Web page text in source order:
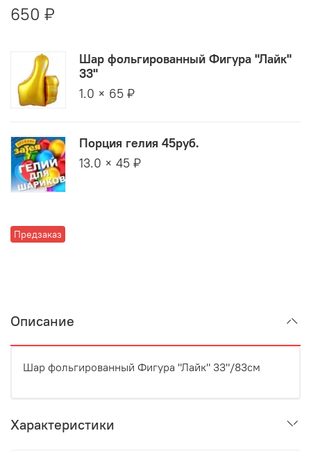
Предзаказ
650 ₽
Шар фольгированный Фигура "Лайк"
33"
1.0 × 65 ₽
Порция гелия 45руб.
13.0 × 45 ₽
Описание
Шар фольгированный Фигура "Лайк" 33"/83см
Характеристики